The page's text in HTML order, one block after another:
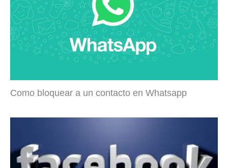
Como bloquear a un contacto en Whatsapp